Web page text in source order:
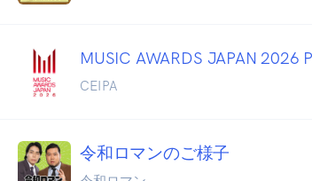
MUSIC AWARDS JAPAN 2026
CEIPA
令和ロマンのご様子